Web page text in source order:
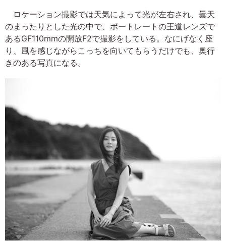
ロケーション撮影では天気によって光が左右され、曇天
のまったりとした光の中で、ポートレートの王道レンズで
あるGF110mmの開放F2で撮影をしている。なにげなく座
り、風を感じながらこっちを向いてもらうだけでも、奥行
きのある写真になる。